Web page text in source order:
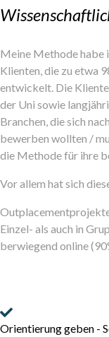
Meine Methode habe
Klienten, die zu etwa
entwickelt. Die
der Uni sowie
Branchen, die sich
bewerben wollten /
die Methode für ihre
Vor allem hat sich
Einzel- als auch in
berwiegend online
Orientierung geben -